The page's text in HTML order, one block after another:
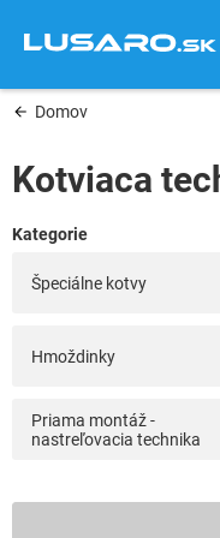
obsah
Domov
Kotviaca
Špeciálne kotvy
Hmoždinky
Priama montáž -
nastreľovacia technika
V